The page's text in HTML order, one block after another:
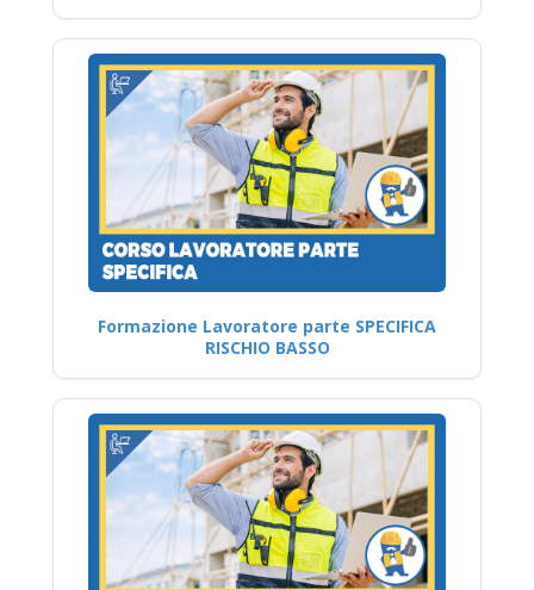
Formazione Lavoratore parte SPECIFICA
RISCHIO BASSO